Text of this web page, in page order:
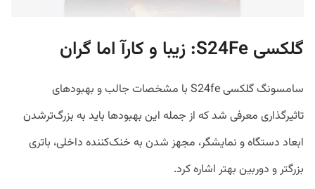
گلکسی S24Fe: زیبا و کارآ اما گران
سامسونگ گلکسی S24fe با مشخصات جالب و بهبود‌های
تاثیرگذاری معرفی شد که از جمله این بهبود‌ها باید به بزرگ‌ترشدن
ابعاد دستگاه و نمایشگر،‌ مجهز شدن به خنک‌کننده داخلی، باتری
بزرگتر و دوربین بهتر اشاره کرد.